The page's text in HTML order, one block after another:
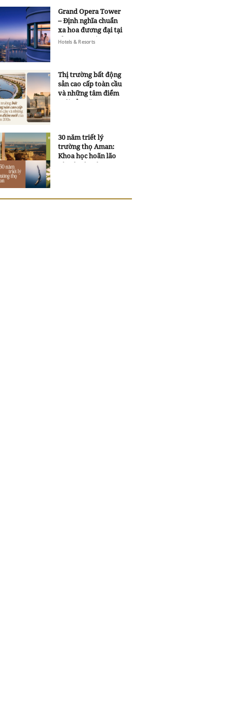
Grand Opera Tower
– Định nghĩa chuẩn
xa hoa đương đại tại
Sheraton Saigon
Hotels & Resorts
Thị trường bất động
sản cao cấp toàn cầu
và những tâm điểm
mới của năm 2026
30 năm triết lý
trường thọ Aman:
Khoa học hoãn lão
và trí tuệ ngàn xưa